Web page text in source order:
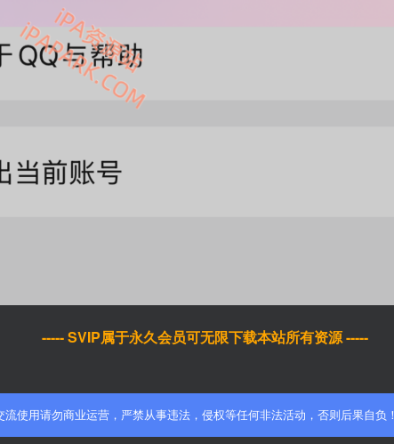
----- SVIP属于永久会员可无限下载本站所有资源 -----
使用请勿商业运营，严禁从事违法，侵权等任何非法活动，否则后果自负！